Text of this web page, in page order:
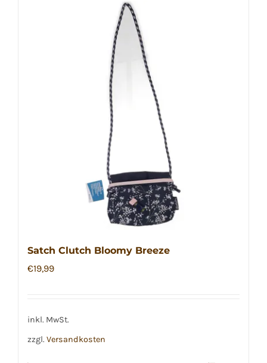
Satch Clutch Bloomy Breeze
€19,99
inkl. MwSt.
zzgl. Versandkosten